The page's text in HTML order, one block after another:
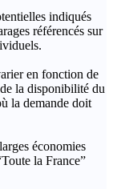
indiqués
référencés sur
en fonction de
la disponibilité du
la demande doit
économies
la France”